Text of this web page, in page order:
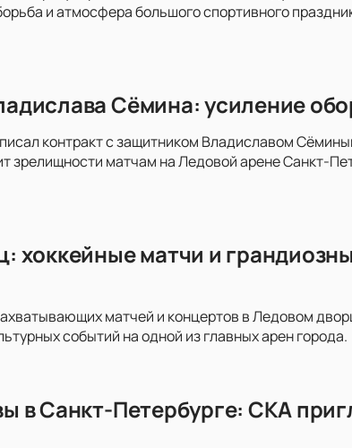
и атмосфера большого спортивного
Сёмина: усиление
контракт с защитником Владиславом
зрелищности матчам на Ледовой арене Санкт-
хоккейные матчи и
матчей и концертов в Ледовом
событий на одной из главных арен города.
в Санкт-Петербурге: СКА